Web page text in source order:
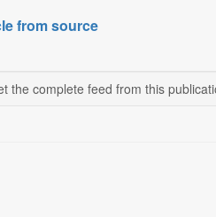
from source
the complete feed from this